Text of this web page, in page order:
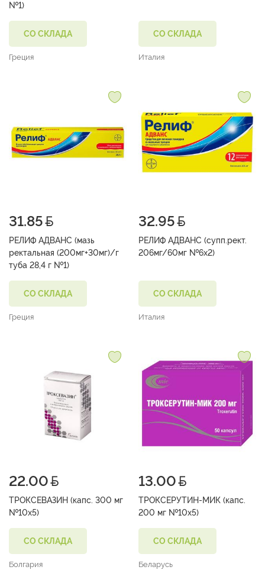
№1)
СО СКЛАДА
Греция
СО СКЛАДА
Италия
31.85
РЕЛИФ АДВАНС (мазь
ректальная (200мг+30мг)/г
туба 28,4 г №1)
СО СКЛАДА
Греция
32.95
РЕЛИФ АДВАНС (супп.рект.
206мг/60мг №6х2)
СО СКЛАДА
Италия
22.00
ТРОКСЕВАЗИН (капс. 300 мг
№10х5)
СО СКЛАДА
Болгария
13.00
ТРОКСЕРУТИН-МИК (капс.
200 мг №10х5)
СО СКЛАДА
Беларусь